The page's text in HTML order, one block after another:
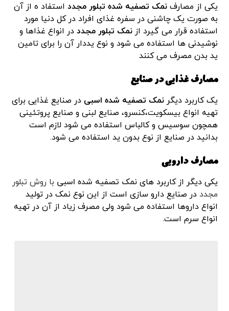
یکی از مصارفنمک تصفیه شده تبلور مجدد استفاد ه از آن
به صورت یک چاشنی در سفره غذای افراد در کل دنیا مورد
استفاده قرار می گیرد ازنمک تبلور مجدددر انواع غذاها و
نوشیدنی ها استفاده می شود و نوع یددار آن را برای تامین
ید بدن مصرف می کنند
مصارف غذایی در صنایع
یک کاربرد دیگرنمک تصفیه شده اسبی در صنایع غذایی برای
تهیه انواع بیسکویت،کنسرو، صنایع لبنی و صنایع پروتئینی
همچون سوسیس و کالباس استفاده می شود لازم است
بدانید در صنایع از نوع بدون ید استفاده می شود.
مصارف دارویی
یکی دیگر از کاربرد هاینمک تصفیه شده اسبی با روش تبلور
مجدددر صنایع دارو سازی است از این نوع نمک در تولید
انواع داروها استفاده می شود ولی مصرف زیاد از آن در تهیه
انواع سرم است.